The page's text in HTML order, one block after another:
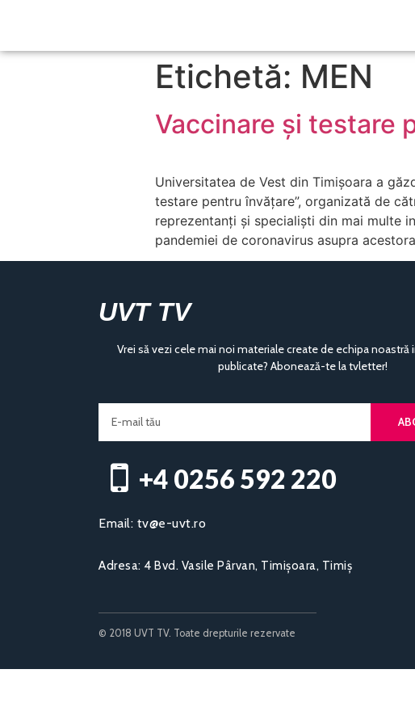
Etichetă: MEN
Vaccinare și testare
Universitatea de Vest din Timișoara a
testare pentru învățare”, organizată de
reprezentanți și specialiști din mai multe
pandemiei de coronavirus asupra
UVT TV
Vrei să vezi cele mai noi materiale create de echipa noastră
publicate? Abonează-te la tvletter!
+4 0256 592 220​
Email: tv@e-uvt.ro
Adresa: 4 Bvd. Vasile Pârvan, Timișoara, Timiș
© 2018 UVT TV. Toate drepturile rezervate